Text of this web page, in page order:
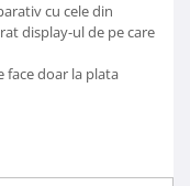
cu cele din
display-ul de pe care
face doar la plata